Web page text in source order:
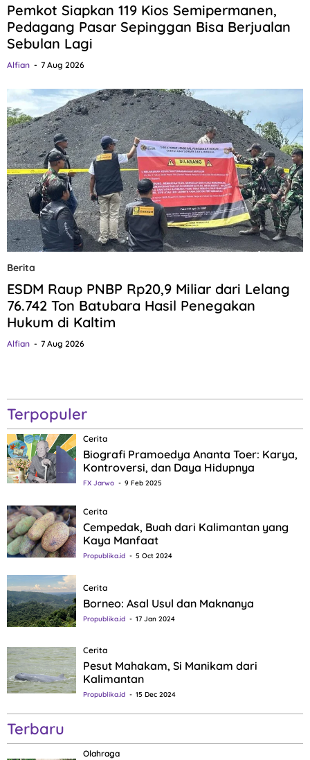
Pemkot Siapkan 119 Kios Semipermanen,
Pedagang Pasar Sepinggan Bisa Berjualan
Sebulan Lagi
Alfian 7 Aug 2026
Berita
ESDM Raup PNBP Rp20,9 Miliar dari Lelang
76.742 Ton Batubara Hasil Penegakan
Hukum di Kaltim
Alfian 7 Aug 2026
Terpopuler
Cerita
Biografi Pramoedya Ananta Toer: Karya,
Kontroversi, dan Daya Hidupnya
FX Jarwo 9 Feb 2025
Cerita
Cempedak, Buah dari Kalimantan yang
Kaya Manfaat
Propublika.id 5 Oct 2024
Cerita
Borneo: Asal Usul dan Maknanya
Propublika.id 17 Jan 2024
Cerita
Pesut Mahakam, Si Manikam dari
Kalimantan
Propublika.id 15 Dec 2024
Terbaru
Olahraga